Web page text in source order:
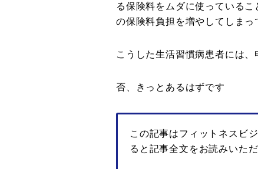
る保険料をムダに使っている
の保険料負担を増やしてしまっ
こうした生活習慣病患者には
否、きっとあるはずです
この記事はフィットネスビ
ると記事全文をお読みいただ